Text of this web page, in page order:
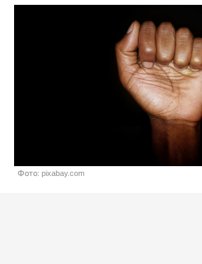
Фото: pixabay.com